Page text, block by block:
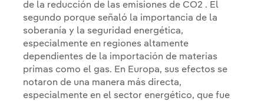
de la reducción de las emisiones de CO2 . El
segundo porque señaló la importancia de la
soberanía y la seguridad energética,
especialmente en regiones altamente
dependientes de la importación de materias
primas como el gas. En Europa, sus efectos se
notaron de una manera más directa,
especialmente en el sector energético, que fue